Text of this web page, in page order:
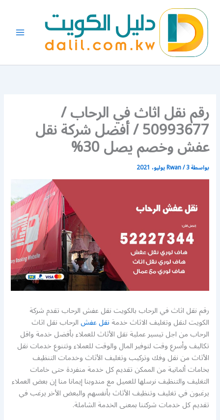
المحتوى
رقم نقل اثاث في الرحاب /
50993677 / أفضل شركة نقل
عفش وخصم يصل 30%
بواسطة Rwan/3 يوليو، 2021
رقم نقل اثاث في الرحاب بالكويت نقل عفش الرحاب تقدم شركة
الكويت لنقل وتغليف الاثاث خدمةنقل عفشالرحاب نقل اثاث
الرحاب من اجل تيسير عملية نقل الأثاث للعملاء بأفضل خدمة واقل
تكاليف وأسرع وقت لتوفير المال والوقت للعملاء وتتنوع خدمات نقل
الأثاث من نقل وفك وتركيب وتغليف الأثاث وخدمات التنظيف
بخامات ألمانية من الممكن تقديم كل خدمة منفردة حتى خامات
التغليف والتنظيف نرسلها للعميل مع مندوبنا إيمانا منا إن بعض العملاء
يرغبون في تغليف وتنظيف الأثاث بأنفسهم والبعض الأخر يرغب في
تقديم كل خدمات شركتنا بمعنى الخدمة الشاملة.